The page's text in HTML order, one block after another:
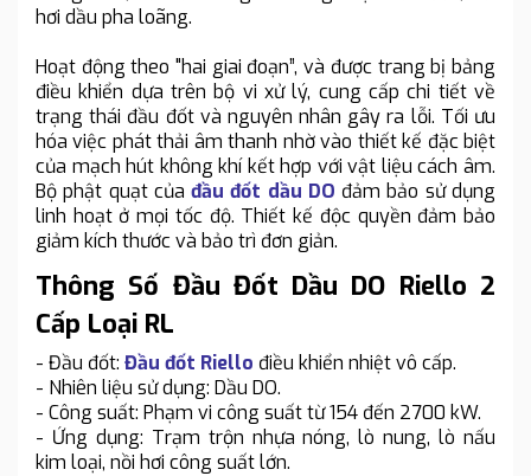
hơi dầu pha loãng.
Hoạt động theo "hai giai đoạn”, và được trang bị bảng
điều khiển dựa trên bộ vi xử lý, cung cấp chi tiết về
trạng thái đầu đốt và nguyên nhân gây ra lỗi. Tối ưu
hóa việc phát thải âm thanh nhờ vào thiết kế đặc biệt
của mạch hút không khí kết hợp với vật liệu cách âm.
Bộ phật quạt củađầu đốt dầu DO đảm bảo sử dụng
linh hoạt ở mọi tốc độ. Thiết kế độc quyền đảm bảo
giảm kích thước và bảo trì đơn giản.
Thông Số Đầu Đốt Dầu DO Riello 2
Cấp Loại RL
- Đầu đốt: Đầu đốt Riello điều khiển nhiệt vô cấp.
- Nhiên liệu sử dụng: Dầu DO.
- Công suất: Phạm vi công suất từ 154 đến 2700 kW.
- Ứng dụng: Trạm trộn nhựa nóng, lò nung, lò nấu
kim loại, nồi hơi công suất lớn.